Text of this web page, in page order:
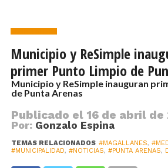
Medio Ambiente
Municipio y ReSimple
primer Punto Limpio de
Municipio y ReSimple inauguran
de Punta Arenas
Publicado el 16 de abril de
Por: Gonzalo Espina
TEMAS RELACIONADOS #MAGALLANES,
#MUNICIPALIDAD, #NOTICIAS, #PUNTA ARENAS,